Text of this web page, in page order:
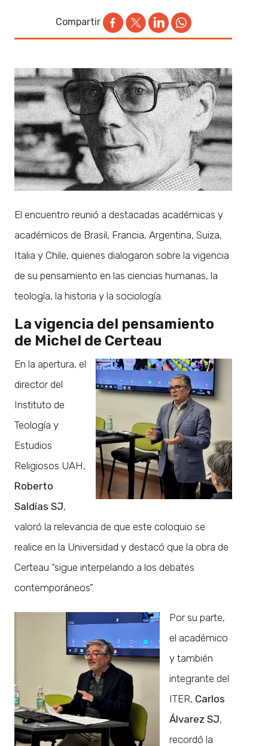
Compartir
El encuentro reunió a destacadas académicas y
académicos de Brasil, Francia, Argentina, Suiza,
Italia y Chile, quienes dialogaron sobre la vigencia
de su pensamiento en las ciencias humanas, la
teología, la historia y la sociología.
La vigencia del pensamiento
de Michel de Certeau
En la apertura, el
director del
Instituto de
Teología y
Estudios
Religiosos UAH,
Roberto
Saldías SJ,
valoró la relevancia de que este coloquio se
realice en la Universidad y destacó que la obra de
Certeau “sigue interpelando a los debates
contemporáneos”.
Por su parte,
el académico
y también
integrante del
ITER, Carlos
Álvarez SJ,
recordó la